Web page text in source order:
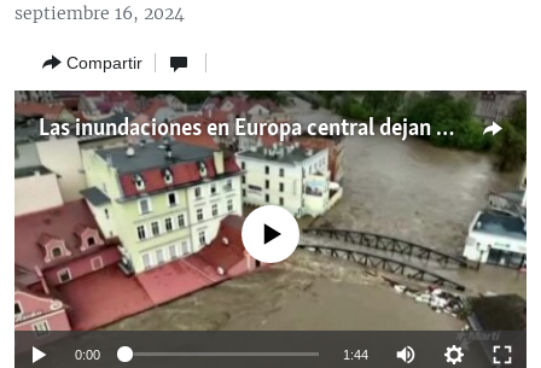
navegación
principal
la
búsqueda
SOBRE CUBA
DEPORTES
ARTE Y ENTRETENIMIENTO
OPINIÓN GRÁFICA
AUDIOVISUALES MARTÍ
RADIO MARTÍ
ESPECIALES
ESPECIALES
MULTIMEDIA
septiembre 16, 2024
Compartir
Las inundaciones en Europa central dejan al menos 15 muertos y millones en pérdidas
No media source currently available
0:00 1:44